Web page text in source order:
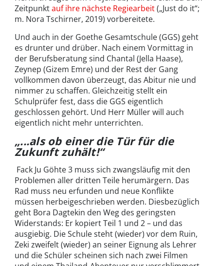
Zeitpunktauf ihre nächste Regiearbeit(„Just do it“;
m. Nora Tschirner, 2019) vorbereitete.
Und auch in der Goethe Gesamtschule (GGS) geht
es drunter und drüber. Nach einem Vormittag in
der Berufsberatung sind Chantal (Jella Haase),
Zeynep (Gizem Emre) und der Rest der Gang
vollkommen davon überzeugt, das Abitur nie und
nimmer zu schaffen. Gleichzeitig stellt ein
Schulprüfer fest, dass die GGS eigentlich
geschlossen gehört. Und Herr Müller will auch
eigentlich nicht mehr unterrichten.
„...als ob einer die Tür für die
Zukunft zuhält!“
Fack Ju Göhte 3 muss sich zwangsläufig mit den
Problemen aller dritten Teile herumärgern. Das
Rad muss neu erfunden und neue Konflikte
müssen herbeigeschrieben werden. Diesbezüglich
geht Bora Dagtekin den Weg des geringsten
Widerstands: Er kopiert Teil 1 und 2 – und das
ausgiebig. Die Schule steht (wieder) vor dem Ruin,
Zeki zweifelt (wieder) an seiner Eignung als Lehrer
und die Schüler scheinen sich nach zwei Filmen